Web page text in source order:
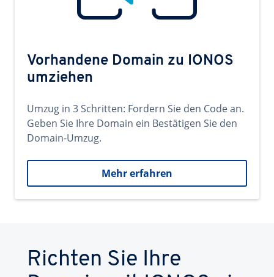
Vorhandene Domain zu IONOS
umziehen
Umzug in 3 Schritten: Fordern Sie den Code an.
Geben Sie Ihre Domain ein Bestätigen Sie den
Domain-Umzug.
Mehr erfahren
Richten Sie Ihre